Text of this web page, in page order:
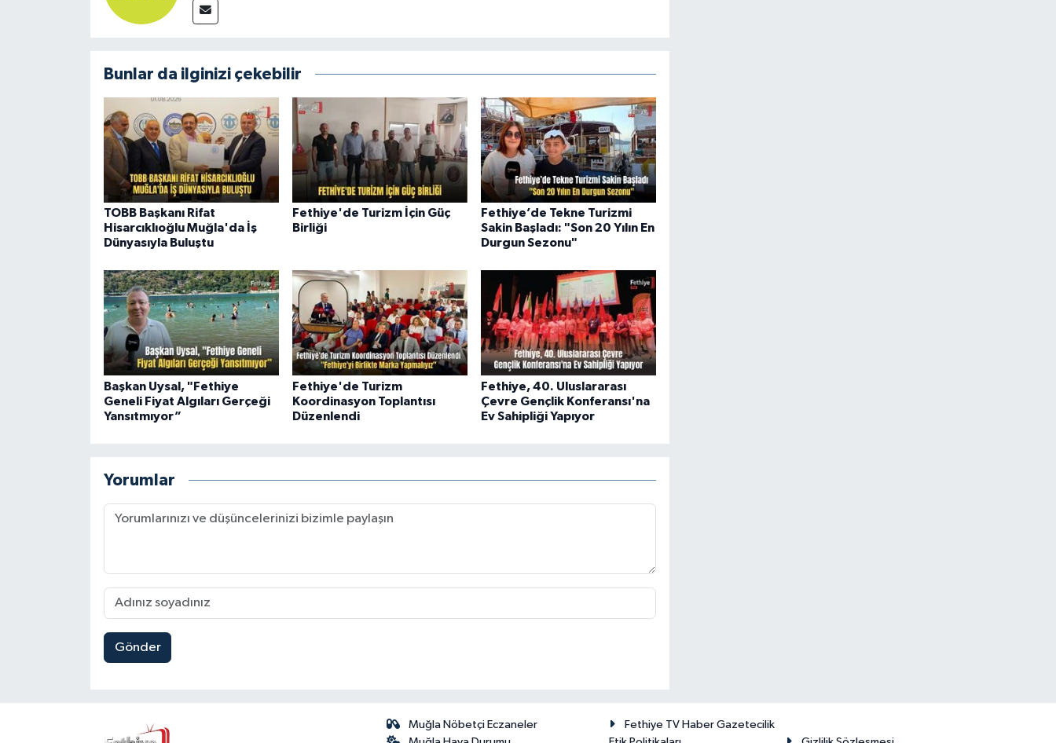
Bunlar da ilginizi çekebilir
TOBB Başkanı Rifat
Hisarcıklıoğlu Muğla'da İş
Dünyasıyla Buluştu
Fethiye'de Turizm İçin Güç
Birliği
Fethiye’de Tekne Turizmi
Sakin Başladı: "Son 20 Yılın En
Durgun Sezonu"
Başkan Uysal, "Fethiye
Geneli Fiyat Algıları Gerçeği
Yansıtmıyor”
Fethiye'de Turizm
Koordinasyon Toplantısı
Düzenlendi
Fethiye, 40. Uluslararası
Çevre Gençlik Konferansı'na
Ev Sahipliği Yapıyor
Yorumlar
Gönder
Muğla Nöbetçi Eczaneler
Fethiye TV Haber Gazetecilik